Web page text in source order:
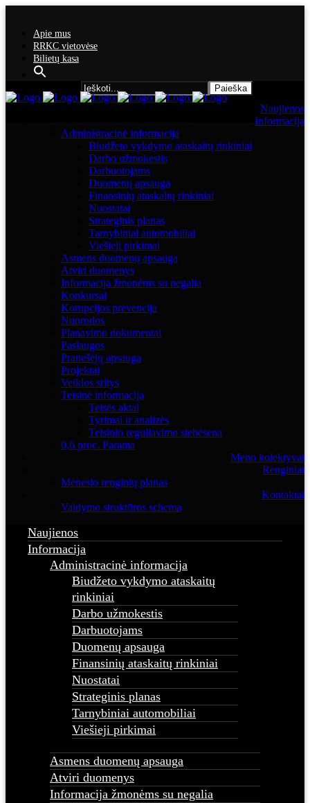
Apie mus
RRKC vietovėse
Bilietų kasa
Naujienos
Informacija
Administracinė informacija
Biudžeto vykdymo ataskaitų rinkiniai
Darbo užmokestis
Darbuotojams
Duomenų apsauga
Finansinių ataskaitų rinkiniai
Nuostatai
Strateginis planas
Tarnybiniai automobiliai
Viešieji pirkimai
Asmens duomenų apsauga
Atviri duomenys
Informacija žmonėms su negalia
Konkursai
Korupcijos prevencija
Nuorodos
Planavimo dokumentai
Paslaugos
Pranešėjų apsauga
Projektai
Veiklos sritys
Teisinė informacija
Teisės aktai
Tyrimai ir analizės
Teisinio reguliavimo stebėsena
0,6 proc. Parama
Meno kolektyvai
Renginiai
Mėnesio renginių planas
Kontaktai
Valdymo struktūros schema
Naujienos
Informacija
Administracinė informacija
Biudžeto vykdymo ataskaitų
rinkiniai
Darbo užmokestis
Darbuotojams
Duomenų apsauga
Finansinių ataskaitų rinkiniai
Nuostatai
Strateginis planas
Tarnybiniai automobiliai
Viešieji pirkimai
Asmens duomenų apsauga
Atviri duomenys
Informacija žmonėms su negalia